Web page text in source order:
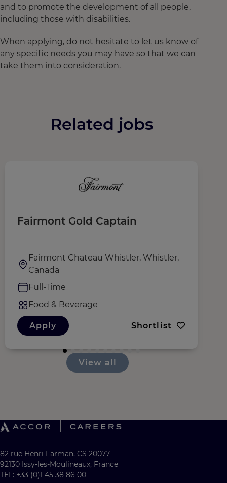
and to promote the development of all people,
including those with disabilities.
When applying, do not hesitate to let us know of
any specific needs you may have so that we can
take them into consideration.
Related jobs
Fairmont Gold Captain
Fairmont Chateau Whistler, Whistler,
Canada
Full-Time
Food & Beverage
Apply Shortlist
View all
82 rue Henri Farman, CS 20077
92130 Issy-les-Moulineaux, France
TEL: +33 (0)1 45 38 86 00